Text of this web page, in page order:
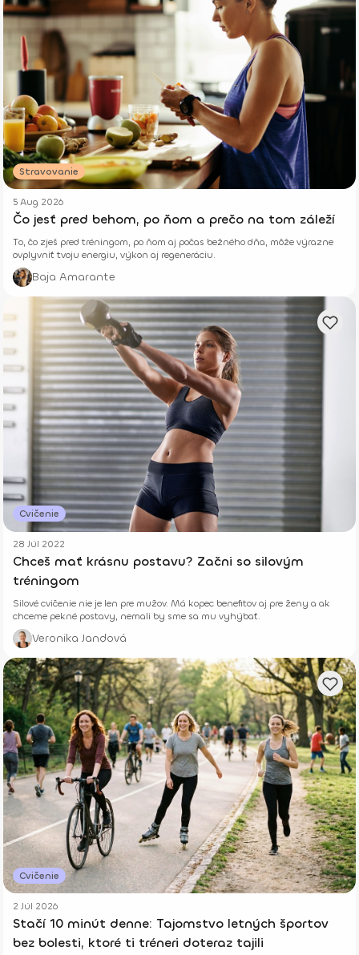
Stravovanie
5 Aug 2026
Čo jesť pred behom, po ňom a prečo na tom záleží
To, čo zješ pred tréningom, po ňom aj počas bežného dňa, môže výrazne
ovplyvniť tvoju energiu, výkon aj regeneráciu.
Baja Amarante
Cvičenie
28 Júl 2022
Chceš mať krásnu postavu? Začni so silovým
tréningom
Silové cvičenie nie je len pre mužov. Má kopec benefitov aj pre ženy a ak
chceme pekné postavy, nemali by sme sa mu vyhýbať.
Veronika Jandová
Cvičenie
2 Júl 2026
Stačí 10 minút denne: Tajomstvo letných športov
bez bolesti, ktoré ti tréneri doteraz tajili